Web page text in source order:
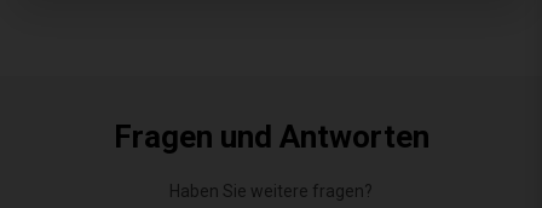
Fragen und Antworten
Haben Sie weitere fragen?